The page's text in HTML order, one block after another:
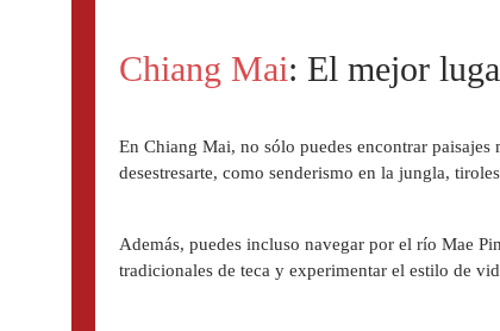
Chiang Mai: El mejor
En Chiang Mai, no sólo puedes encontrar
desestresarte, como senderismo en la jungla,
Además, puedes incluso navegar por el río Mae
tradicionales de teca y experimentar el estilo de